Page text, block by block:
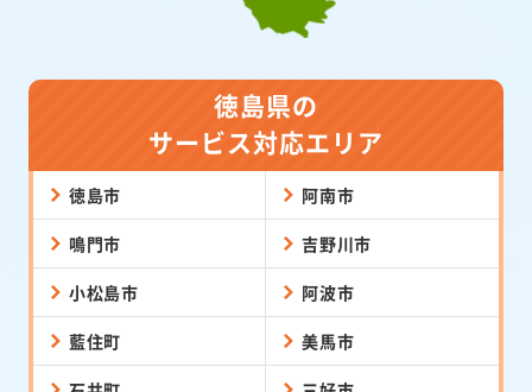
徳島県の
サービス対応エリア
徳島市 阿南市
鳴門市 吉野川市
小松島市 阿波市
藍住町 美馬市